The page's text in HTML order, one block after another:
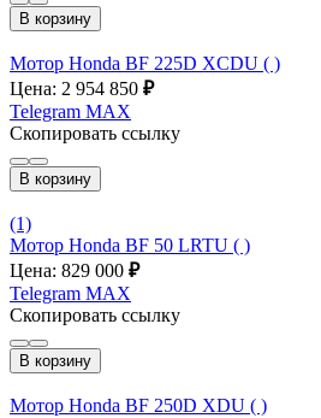
В корзину
Мотор Honda BF 225D XCDU ( )
Цена: 2 954 850 ₽
Telegram MAX
Скопировать ссылку
В корзину
(1)
Мотор Honda BF 50 LRTU ( )
Цена: 829 000 ₽
Telegram MAX
Скопировать ссылку
В корзину
Мотор Honda BF 250D XDU ( )